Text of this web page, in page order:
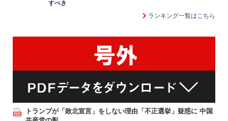
すべき
ランキング一覧はこちら
トランプが「敗北宣言」をしない理由「不正選挙」疑惑に 中国